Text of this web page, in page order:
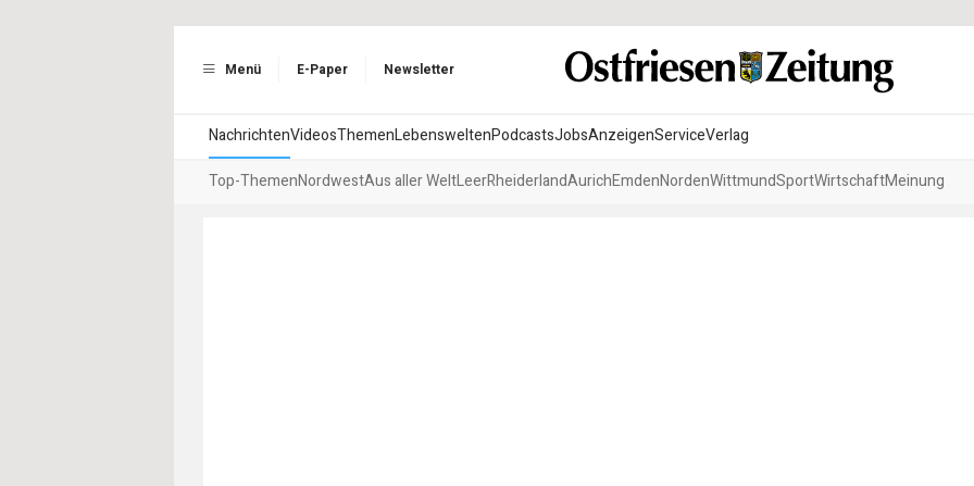
Menü E-Paper Newsletter
NachrichtenVideosThemenLebensweltenPodcastsJobsAnzeigenServiceVerlag
Top-ThemenNordwestAus aller WeltLeerRheiderlandAurichEmdenNordenWittmundSportWirtschaftMeinung